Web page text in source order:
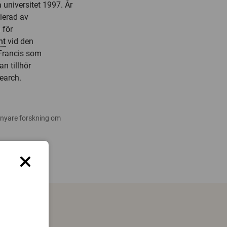
universitet 1997. År
av
för
vid den
som
tillhör
forskning om